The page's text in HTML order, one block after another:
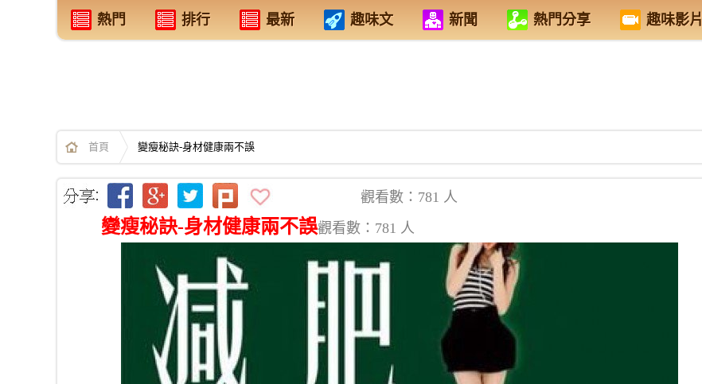
熱門 排行 最新 趣味文 新聞 熱門分享 趣味影片
首頁 變瘦秘訣-身材健康兩不誤
觀看數：781 人
變瘦秘訣-身材健康兩不誤觀看數：781 人